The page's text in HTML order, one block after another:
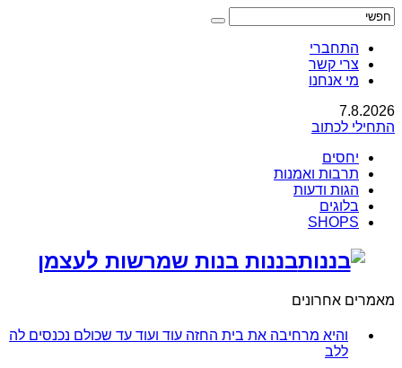
התחברי
צרי קשר
מי אנחנו
7.8.2026
התחילי לכתוב
יחסים
תרבות ואמנות
הגות ודעות
בלוגים
SHOPS
בננות בנות שמרשות לעצמן
מאמרים אחרונים
והיא מרחיבה את בית החזה עוד ועוד עד שכולם נכנסים לה
ללב